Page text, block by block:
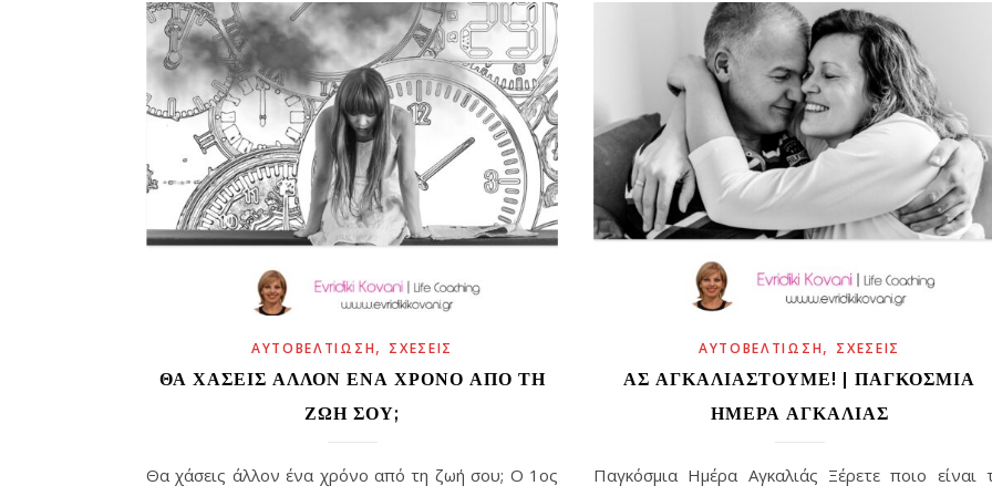
ΑΥΤΟΒΕΛΤΊΩΣΗ, ΣΧΈΣΕΙΣ
ΘΑ ΧΆΣΕΙΣ ΆΛΛΟΝ ΈΝΑ ΧΡΌΝΟ ΑΠΌ ΤΗ
ΖΩΉ ΣΟΥ;
Θα χάσεις άλλον ένα χρόνο από τη ζωή σου; Ο 1ος
ΑΥΤΟΒΕΛΤΊΩΣΗ, ΣΧΈΣΕΙΣ
ΑΣ ΑΓΚΑΛΙΑΣΤΟΎΜΕ! | ΠΑΓΚΌΣΜΙΑ
ΗΜΈΡΑ ΑΓΚΑΛΙΆΣ
Παγκόσμια Ημέρα Αγκαλιάς Ξέρετε ποιο είναι